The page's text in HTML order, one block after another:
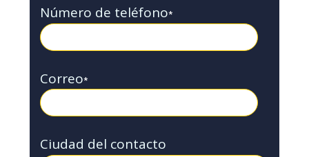
Número de teléfono*
Correo*
Ciudad del contacto